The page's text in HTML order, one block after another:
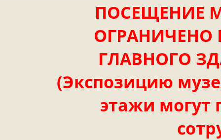
ПОСЕЩЕНИЕ
ОГРАНИЧЕНО
ГЛАВНОГО
(Экспозицию
этажи могут